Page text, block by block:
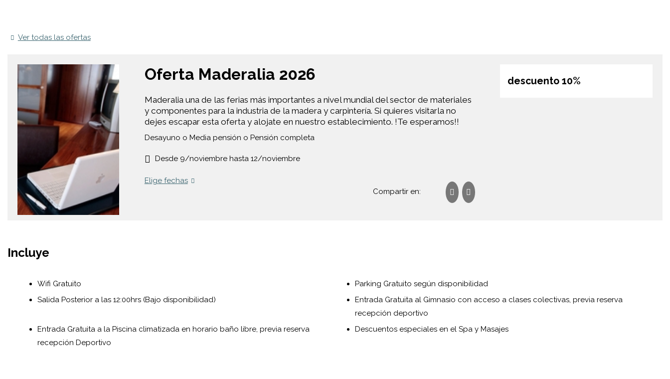
Ver todas las ofertas
descuento 10%
Oferta Maderalia 2026
Maderalia una de las ferias más importantes a nivel mundial del sector de materiales
y componentes para la industria de la madera y carpintería. Si quieres visitarla no
dejes escapar esta oferta y alojate en nuestro establecimiento. !Te esperamos!!
Desayuno o Media pensión o Pensión completa
Desde 9/noviembre hasta 12/noviembre
Elige fechas
Compartir en:
Incluye
Wifi Gratuito
Parking Gratuito según disponibilidad
Salida Posterior a las 12:00hrs (Bajo disponibilidad)
Entrada Gratuita al Gimnasio con acceso a clases colectivas, previa reserva
recepción deportivo
Entrada Gratuita a la Piscina climatizada en horario baño libre, previa reserva
recepción Deportivo
Descuentos especiales en el Spa y Masajes